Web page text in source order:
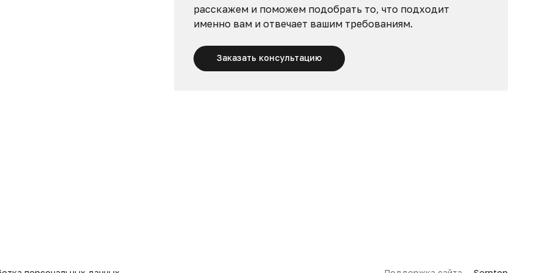
расскажем и поможем подобрать то, что подходит
именно вам и отвечает вашим требованиям.
Заказать консультацию